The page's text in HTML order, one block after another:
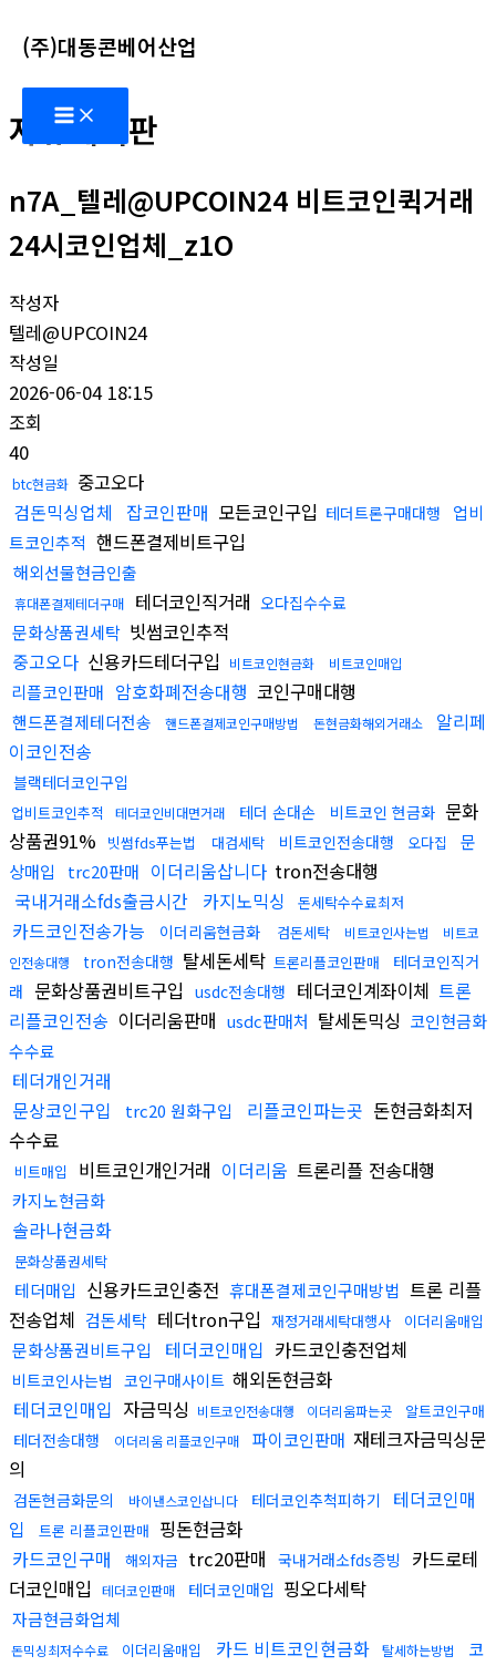
텐
츠
로
건
뛰
기
(주)대동콘베어산업
Main
Menu
자유게시판
n7A_텔레@UPCOIN24 비트코인퀵거래
24시코인업체_z1O
작성자
텔레@UPCOIN24
작성일
2026-06-04 18:15
조회
40
btc현금화 중고오다
검돈믹싱업체
잡코인판매 모든코인구입 테더트론구매대행
업비
트코인추적 핸드폰결제비트구입
해외선물현금인출
휴대폰결제테더구매 테더코인직거래 오다집수수료
문화상품권세탁 빗썸코인추적
중고오다 신용카드테더구입 비트코인현금화 비트코인매입
리플코인판매 암호화폐전송대행 코인구매대행
핸드폰결제테더전송 핸드폰결제코인구매방법 돈현금화해외거래소
알리페
이코인전송
블랙테더코인구입
업비트코인추적 테더코인비대면거래 테더 손대손 비트코인 현금화 문화
상품권91%
빗썸fds푸는법 대검세탁 비트코인전송대행 오다집
문
상매입
trc20판매 이더리움삽니다 tron전송대행
국내거래소fds출금시간 카지노믹싱 돈세탁수수료최저
카드코인전송가능 이더리움현금화 검돈세탁 비트코인사는법
비트코
인전송대행
tron전송대행 탈세돈세탁 트론리플코인판매
테더코인직거
래 문화상품권비트구입 usdc전송대행 테더코인계좌이체 트론
리플코인전송 이더리움판매 usdc판매처 탈세돈믹싱 코인현금화
수수료
테더개인거래
문상코인구입
trc20 원화구입 리플코인파는곳 돈현금화최저
수수료
비트매입 비트코인개인거래 이더리움 트론리플 전송대행
카지노현금화
솔라나현금화
문화상품권세탁
테더매입 신용카드코인충전 휴대폰결제코인구매방법 트론 리플
전송업체 검돈세탁 테더tron구입 재정거래세탁대행사 이더리움매입
문화상품권비트구입 테더코인매입 카드코인충전업체
비트코인사는법 코인구매사이트 해외돈현금화
테더코인매입 자금믹싱 비트코인전송대행 이더리움파는곳 알트코인구매
테더전송대행 이더리움 리플코인구매 파이코인판매 재테크자금믹싱문
의
검돈현금화문의 바이낸스코인삽니다 테더코인추척피하기
테더코인매
입
트론 리플코인판매 핑돈현금화
카드코인구매
해외자금 trc20판매 국내거래소fds증빙
카드로테
더코인매입
테더코인판매 테더코인매입 핑오다세탁
자금현금화업체
돈믹싱최저수수료 이더리움매입 카드 비트코인현금화 탈세하는방법
코